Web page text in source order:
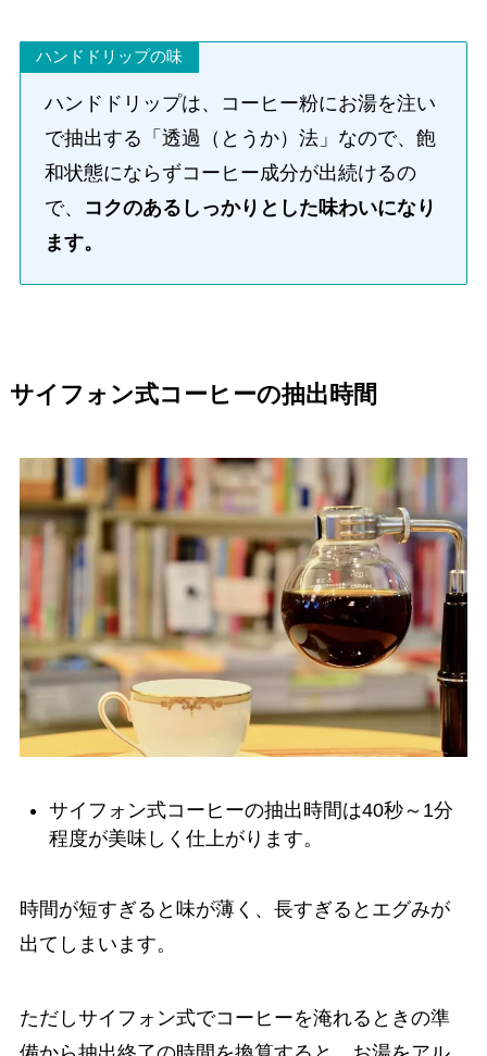
ハンドドリップの味
ハンドドリップは、コーヒー粉にお湯を注い
で抽出する「透過（とうか）法」なので、飽
和状態にならずコーヒー成分が出続けるの
で、 コクのあるしっかりとした味わいになり
ます。
サイフォン式コーヒーの抽出時間
サイフォン式コーヒーの抽出時間は40秒～1分
程度が美味しく仕上がります。
時間が短すぎると味が薄く、長すぎるとエグみが
出てしまいます。
ただしサイフォン式でコーヒーを淹れるときの準